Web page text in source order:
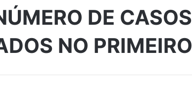
DE CASOS
NO PRIMEIRO